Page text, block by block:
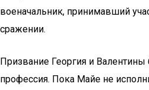
военачальник, принимавший
сражении.
Призвание Георгия и Валентины
профессия. Пока Майе не